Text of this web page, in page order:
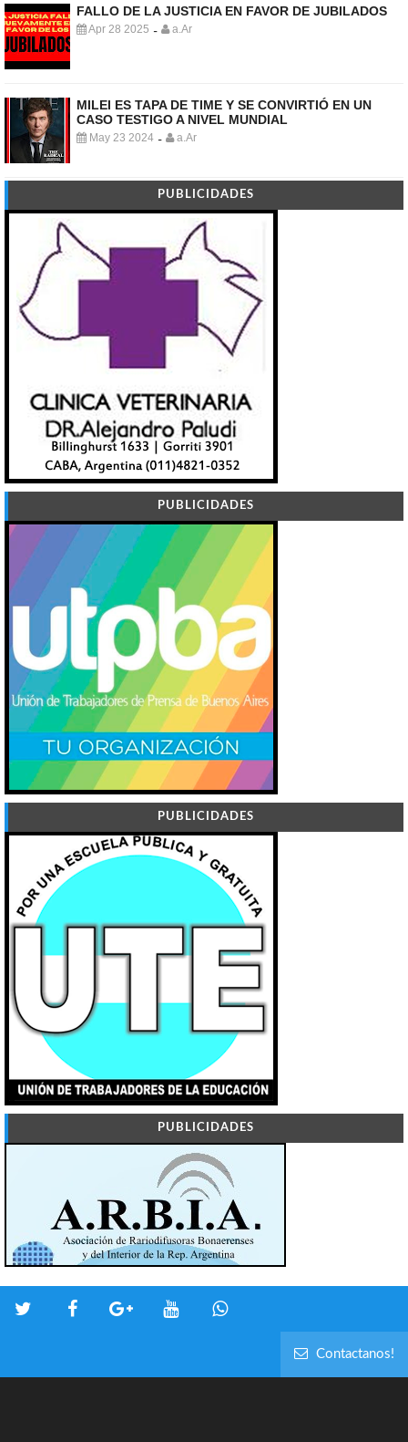
FALLO DE LA JUSTICIA EN FAVOR DE JUBILADOS
Apr 28 2025 - a.Ar
MILEI ES TAPA DE TIME Y SE CONVIRTIÓ EN UN
CASO TESTIGO A NIVEL MUNDIAL
May 23 2024 - a.Ar
PUBLICIDADES
PUBLICIDADES
PUBLICIDADES
PUBLICIDADES
Contactanos!